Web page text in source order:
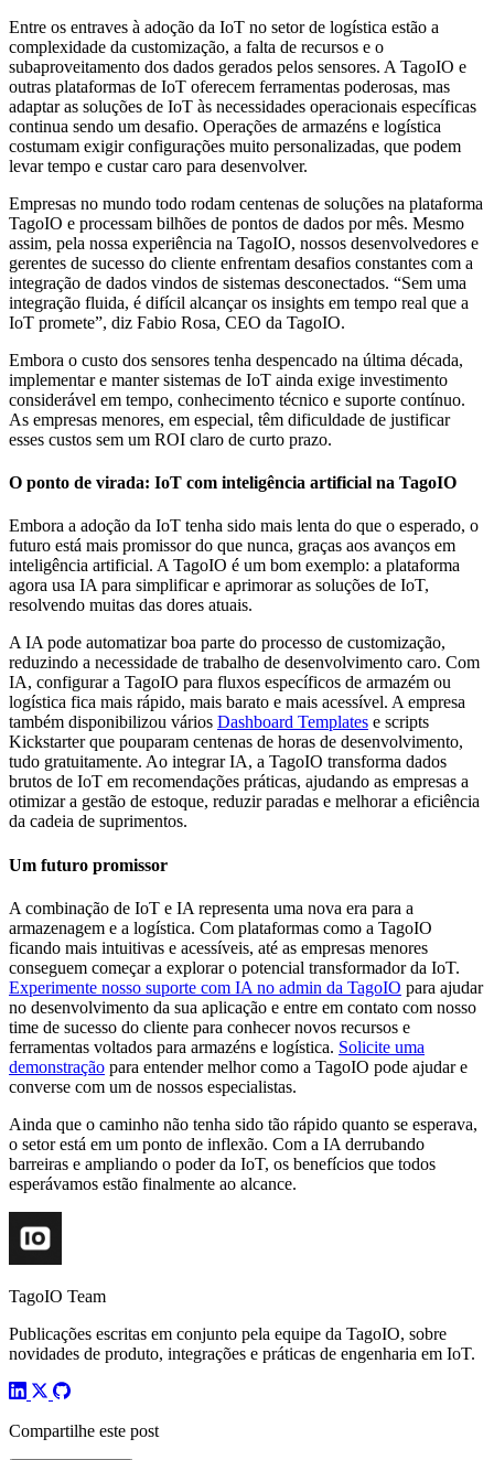
Entre os entraves à adoção da IoT no setor de logística estão a
complexidade da customização, a falta de recursos e o
subaproveitamento dos dados gerados pelos sensores. A TagoIO e
outras plataformas de IoT oferecem ferramentas poderosas, mas
adaptar as soluções de IoT às necessidades operacionais específicas
continua sendo um desafio. Operações de armazéns e logística
costumam exigir configurações muito personalizadas, que podem
levar tempo e custar caro para desenvolver.
Empresas no mundo todo rodam centenas de soluções na plataforma
TagoIO e processam bilhões de pontos de dados por mês. Mesmo
assim, pela nossa experiência na TagoIO, nossos desenvolvedores e
gerentes de sucesso do cliente enfrentam desafios constantes com a
integração de dados vindos de sistemas desconectados. “Sem uma
integração fluida, é difícil alcançar os insights em tempo real que a
IoT promete”, diz Fabio Rosa, CEO da TagoIO.
Embora o custo dos sensores tenha despencado na última década,
implementar e manter sistemas de IoT ainda exige investimento
considerável em tempo, conhecimento técnico e suporte contínuo.
As empresas menores, em especial, têm dificuldade de justificar
esses custos sem um ROI claro de curto prazo.
O ponto de virada: IoT com inteligência artificial na TagoIO
Embora a adoção da IoT tenha sido mais lenta do que o esperado, o
futuro está mais promissor do que nunca, graças aos avanços em
inteligência artificial. A TagoIO é um bom exemplo: a plataforma
agora usa IA para simplificar e aprimorar as soluções de IoT,
resolvendo muitas das dores atuais.
A IA pode automatizar boa parte do processo de customização,
reduzindo a necessidade de trabalho de desenvolvimento caro. Com
IA, configurar a TagoIO para fluxos específicos de armazém ou
logística fica mais rápido, mais barato e mais acessível. A empresa
também disponibilizou vários Dashboard Templates e scripts
Kickstarter que pouparam centenas de horas de desenvolvimento,
tudo gratuitamente. Ao integrar IA, a TagoIO transforma dados
brutos de IoT em recomendações práticas, ajudando as empresas a
otimizar a gestão de estoque, reduzir paradas e melhorar a eficiência
da cadeia de suprimentos.
Um futuro promissor
A combinação de IoT e IA representa uma nova era para a
armazenagem e a logística. Com plataformas como a TagoIO
ficando mais intuitivas e acessíveis, até as empresas menores
conseguem começar a explorar o potencial transformador da IoT.
Experimente nosso suporte com IA no admin da TagoIO para ajudar
no desenvolvimento da sua aplicação e entre em contato com nosso
time de sucesso do cliente para conhecer novos recursos e
ferramentas voltados para armazéns e logística. Solicite uma
demonstração para entender melhor como a TagoIO pode ajudar e
converse com um de nossos especialistas.
Ainda que o caminho não tenha sido tão rápido quanto se esperava,
o setor está em um ponto de inflexão. Com a IA derrubando
barreiras e ampliando o poder da IoT, os benefícios que todos
esperávamos estão finalmente ao alcance.
TagoIO Team
Publicações escritas em conjunto pela equipe da TagoIO, sobre
novidades de produto, integrações e práticas de engenharia em IoT.
Compartilhe este post